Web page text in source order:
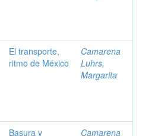
El transporte,
ritmo de México
Camarena
Luhrs,
Margarita
Basura y
Camarena